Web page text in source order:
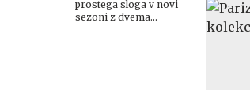
prostega sloga v novi
sezoni z dvema